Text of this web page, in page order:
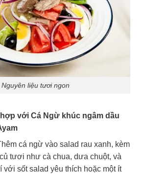
Nguyên liệu tươi ngon
với Cá Ngừ khúc ngâm dầu
cá ngừ vào salad rau xanh, kèm
tươi như cà chua, dưa chuột, và
với sốt salad yêu thích hoặc một ít